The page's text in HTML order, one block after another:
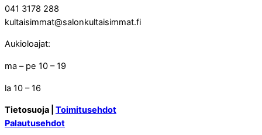
041 3178 288
kultaisimmat@salonkultaisimmat.fi
Aukioloajat:
ma – pe 10 – 19
la 10 – 16
Tietosuoja | Toimitusehdot
Palautusehdot